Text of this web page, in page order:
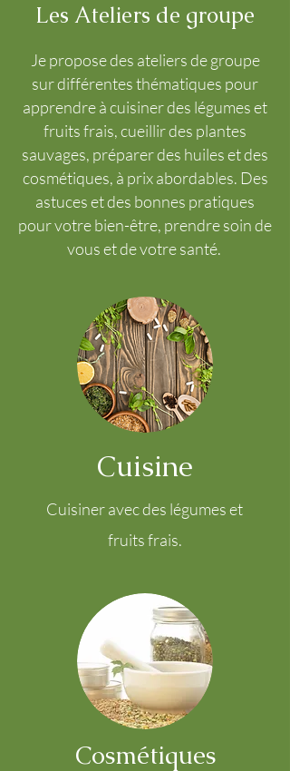
Les Ateliers de groupe
Je propose des ateliers de groupe
sur différentes thématiques pour
apprendre à cuisiner des légumes et
fruits frais, cueillir des plantes
sauvages, préparer des huiles et des
cosmétiques, à prix abordables. Des
astuces et des bonnes pratiques
pour votre bien-être, prendre soin de
vous et de votre santé.
Cuisine
Cuisiner avec des légumes et
fruits frais.
Cosmétiques